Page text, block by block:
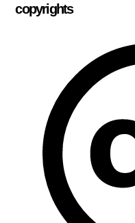
copyrights